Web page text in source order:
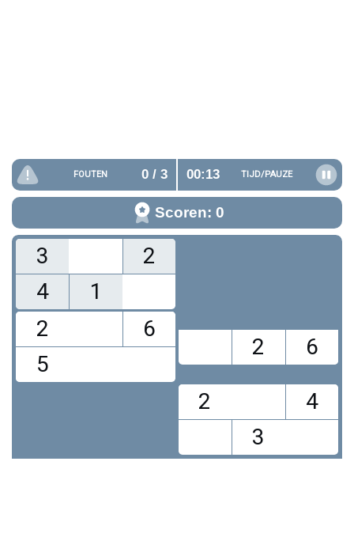
FOUTEN 0/ 3 00:14 TIJD/PAUZE
Scoren: 0
3
2
4
1
2
6
5
2 6
2
4
3